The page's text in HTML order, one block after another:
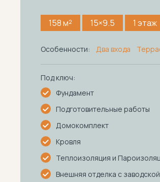
158 м² 15×9.5 1 этаж
Особенности: Два входа
Под ключ:
Фундамент
Подготовительные работы
Домокомплект
Кровля
Теплоизоляция и
Внешняя отделка с